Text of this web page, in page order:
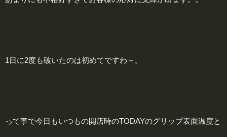
1日に2度も破いたのは初めてですわ－。
って事で今日もいつもの開店時のTODAYのグリップ表面温度と